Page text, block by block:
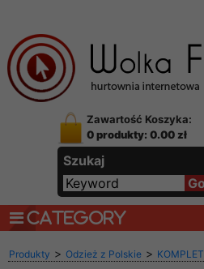
Zawartość Koszyka:
0 produkty: 0.00 zł
Szukaj
CATEGORY
Produkty > Odzież z Polskie > KOMPLET